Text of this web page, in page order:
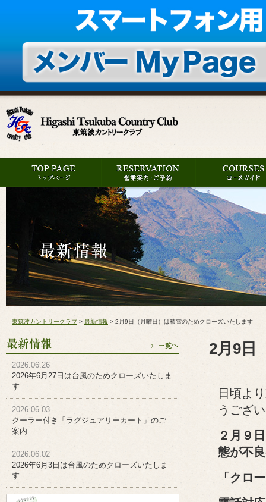
東筑波カントリークラブ > 最新情報 > 2月9日（月曜日）は積雪のためクローズいたします
2026.06.26
2026年6月27日は台風のためクローズいたしま
す
2026.06.03
クーラー付き「ラグジュアリーカート」のご
案内
2026.06.02
2026年6月3日は台風のためクローズいたしま
す
2月9日
日頃よ
うござ
２月９
態が不
「クロ